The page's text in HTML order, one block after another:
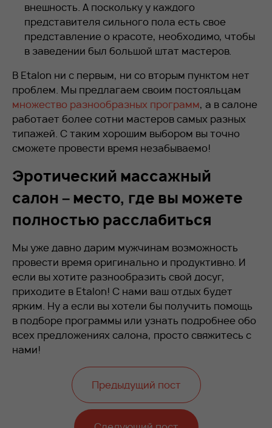
внешность. А поскольку у каждого
представителя сильного пола есть свое
представление о красоте, необходимо, чтобы
в заведении был большой штат мастеров.
В Etalon ни с первым, ни со вторым пунктом нет
проблем. Мы предлагаем своим постояльцам
множество разнообразных программ, а в салоне
работает более сотни мастеров самых разных
типажей. С таким хорошим выбором вы точно
сможете провести время незабываемо!
Эротический массажный
салон – место, где вы можете
полностью расслабиться
Мы уже давно дарим мужчинам возможность
провести время оригинально и продуктивно. И
если вы хотите разнообразить свой досуг,
приходите в Etalon! С нами ваш отдых будет
ярким. Ну а если вы хотели бы получить помощь
в подборе программы или узнать подробнее обо
всех предложениях салона, просто свяжитесь с
нами!
Предыдущий пост